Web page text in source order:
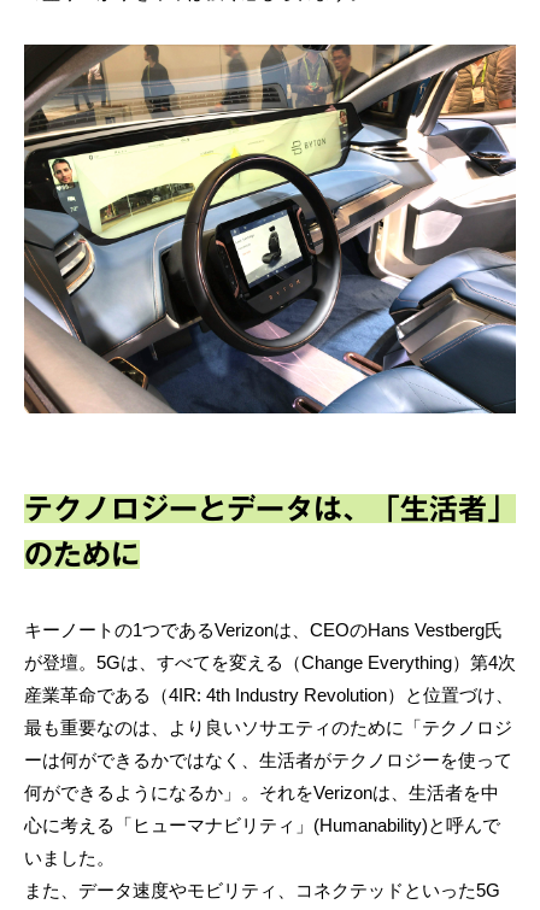
テクノロジーとデータは、「生活者」
のために
キーノートの1つであるVerizonは、CEOのHans Vestberg氏
が登壇。5Gは、すべてを変える（Change Everything）第4次
産業革命である（4IR: 4th Industry Revolution）と位置づけ、
最も重要なのは、より良いソサエティのために「テクノロジ
ーは何ができるかではなく、生活者がテクノロジーを使って
何ができるようになるか」。それをVerizonは、生活者を中
心に考える「ヒューマナビリティ」(Humanability)と呼んで
いました。
また、データ速度やモビリティ、コネクテッドといった5G